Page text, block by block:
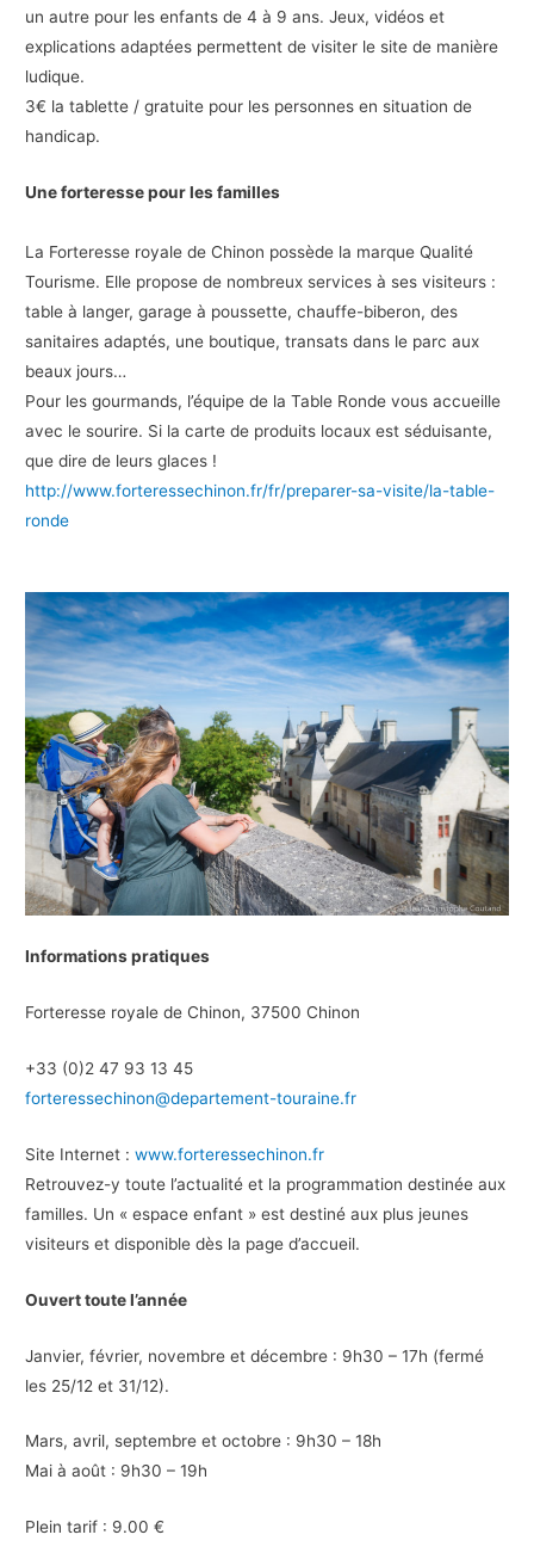
un autre pour les enfants de 4 à 9 ans. Jeux, vidéos et
explications adaptées permettent de visiter le site de manière
ludique.
3€ la tablette / gratuite pour les personnes en situation de
handicap.
Une forteresse pour les familles
La Forteresse royale de Chinon possède la marque Qualité
Tourisme. Elle propose de nombreux services à ses visiteurs :
table à langer, garage à poussette, chauffe-biberon, des
sanitaires adaptés, une boutique, transats dans le parc aux
beaux jours…
Pour les gourmands, l’équipe de la Table Ronde vous accueille
avec le sourire. Si la carte de produits locaux est séduisante,
que dire de leurs glaces !
http://www.forteressechinon.fr/fr/preparer-sa-visite/la-table-
ronde
Informations pratiques
Forteresse royale de Chinon, 37500 Chinon
+33 (0)2 47 93 13 45
forteressechinon@departement-touraine.fr
Site Internet :www.forteressechinon.fr
Retrouvez-y toute l’actualité et la programmation destinée aux
familles. Un « espace enfant » est destiné aux plus jeunes
visiteurs et disponible dès la page d’accueil.
Ouvert toute l’année
Janvier, février, novembre et décembre : 9h30 – 17h (fermé
les 25/12 et 31/12).
Mars, avril, septembre et octobre : 9h30 – 18h
Mai à août : 9h30 – 19h
Plein tarif : 9.00 €